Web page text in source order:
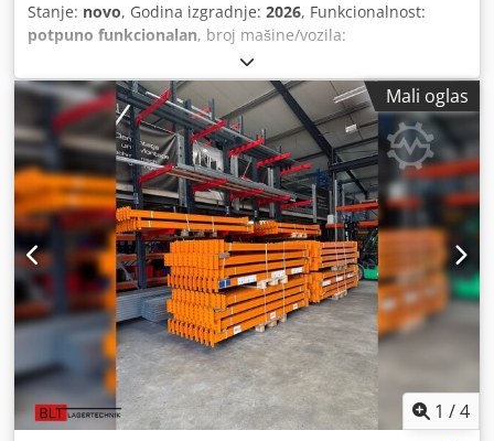
Stanje: novo, Godina izgradnje: 2026, Funkcionalnost:
potpuno funkcionalan, broj mašine/vozila:
, nosivost po skladišnom odjeljku:
kg, ukupna dužina:34.000 mm, ukupna visina:4.500 mm,
visina police:4.500 mm, broj redova polica:3, nosivost:
13.500 kg
, prostori za palete: 117 euro palete, visina
okvira:4.500 mm, širina okvira:1.100 mm, opterećenje po
paru rešetkastih nosača (maks.):4.500 kg, duljina police:
34.000 mm, dužina potpore:2.700 mm,
Mali oglas
1 /4